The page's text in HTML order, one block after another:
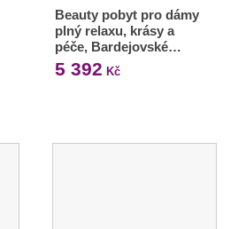
Beauty pobyt pro dámy
plný relaxu, krásy a
péče, Bardejovské…
5 392 Kč